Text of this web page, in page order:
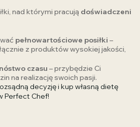
nad którymi pracują doświadczeni
pełnowartościowe posiłki –
z produktów wysokiej jakości,
czasu – przybędzie Ci
na realizację swoich pasji.
decyzję i kup własną dietę
Perfect Chef!